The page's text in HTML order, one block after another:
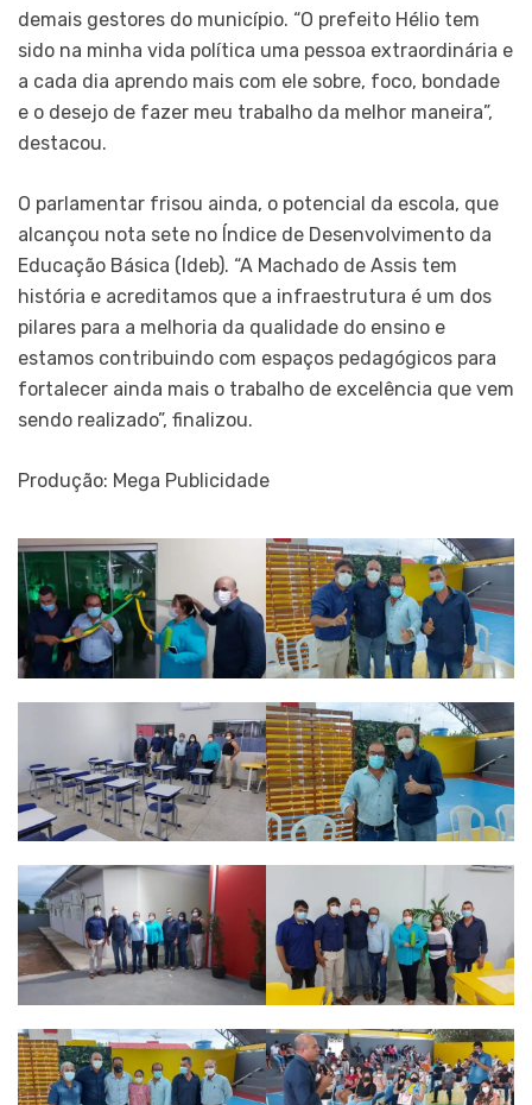
demais gestores do município. “O prefeito Hélio tem
sido na minha vida política uma pessoa extraordinária e
a cada dia aprendo mais com ele sobre, foco, bondade
e o desejo de fazer meu trabalho da melhor maneira”,
destacou.
O parlamentar frisou ainda, o potencial da escola, que
alcançou nota sete no Índice de Desenvolvimento da
Educação Básica (Ideb). “A Machado de Assis tem
história e acreditamos que a infraestrutura é um dos
pilares para a melhoria da qualidade do ensino e
estamos contribuindo com espaços pedagógicos para
fortalecer ainda mais o trabalho de excelência que vem
sendo realizado”, finalizou.
Produção: Mega Publicidade